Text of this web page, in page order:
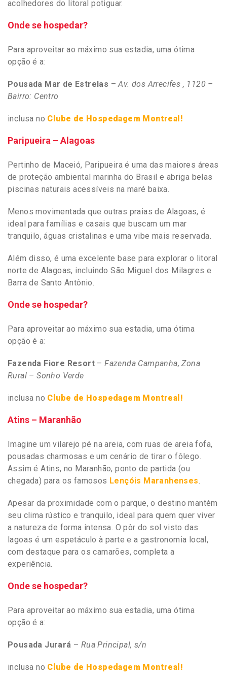
acolhedores do litoral potiguar.
Onde se hospedar?
Para aproveitar ao máximo sua estadia, uma ótima
opção é a:
Pousada Mar de Estrelas –Av. dos Arrecifes , 1120 –
Bairro: Centro
inclusa no Clube de Hospedagem Montreal!
Paripueira – Alagoas
Pertinho de Maceió, Paripueira é uma das maiores áreas
de proteção ambiental marinha do Brasil e abriga belas
piscinas naturais acessíveis na maré baixa.
Menos movimentada que outras praias de Alagoas, é
ideal para famílias e casais que buscam um mar
tranquilo, águas cristalinas e uma vibe mais reservada.
Além disso, é uma excelente base para explorar o litoral
norte de Alagoas, incluindo São Miguel dos Milagres e
Barra de Santo Antônio.
Onde se hospedar?
Para aproveitar ao máximo sua estadia, uma ótima
opção é a:
Fazenda Fiore Resort –Fazenda Campanha, Zona
Rural – Sonho Verde
inclusa no Clube de Hospedagem Montreal!
Atins – Maranhão
Imagine um vilarejo pé na areia, com ruas de areia fofa,
pousadas charmosas e um cenário de tirar o fôlego.
Assim é Atins, no Maranhão, ponto de partida (ou
chegada) para os famosos Lençóis Maranhenses.
Apesar da proximidade com o parque, o destino mantém
seu clima rústico e tranquilo, ideal para quem quer viver
a natureza de forma intensa. O pôr do sol visto das
lagoas é um espetáculo à parte e a gastronomia local,
com destaque para os camarões, completa a
experiência.
Onde se hospedar?
Para aproveitar ao máximo sua estadia, uma ótima
opção é a:
Pousada Jurará – Rua Principal, s/n
inclusa no Clube de Hospedagem Montreal!